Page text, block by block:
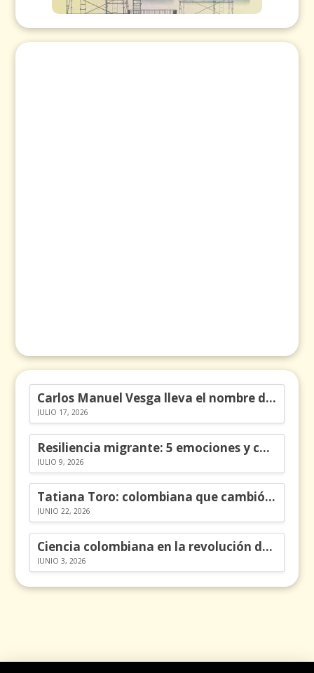
Carlos Manuel Vesga lleva el nombre de Colombia a los Emmy
JULIO 17, 2026
Resiliencia migrante: 5 emociones y cómo gestionarlas
JULIO 9, 2026
Tatiana Toro: colombiana que cambió la historia de las matemáticas
JUNIO 22, 2026
Ciencia colombiana en la revolución de los órganos en chips
JUNIO 3, 2026